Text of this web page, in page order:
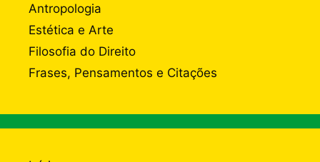
Antropologia
Estética e Arte
Filosofia do Direito
Frases, Pensamentos e Citações